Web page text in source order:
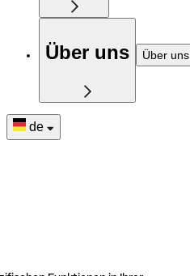
Über uns Über uns
de